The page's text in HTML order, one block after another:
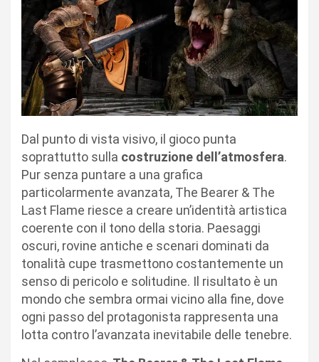
Dal punto di vista visivo, il gioco punta
soprattutto sulla costruzione dell’atmosfera.
Pur senza puntare a una grafica
particolarmente avanzata, The Bearer & The
Last Flame riesce a creare un’identità artistica
coerente con il tono della storia. Paesaggi
oscuri, rovine antiche e scenari dominati da
tonalità cupe trasmettono costantemente un
senso di pericolo e solitudine. Il risultato è un
mondo che sembra ormai vicino alla fine, dove
ogni passo del protagonista rappresenta una
lotta contro l’avanzata inevitabile delle tenebre.